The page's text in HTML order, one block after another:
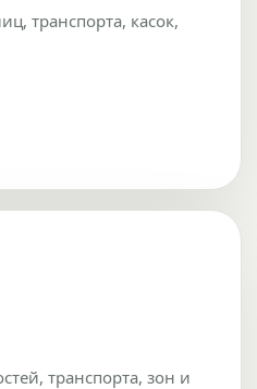
транспорта, касок,
транспорта, зон и